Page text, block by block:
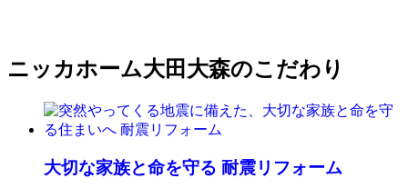
ニッカホーム大田大森のこだわり
大切な家族と命を守る 耐震リフォーム